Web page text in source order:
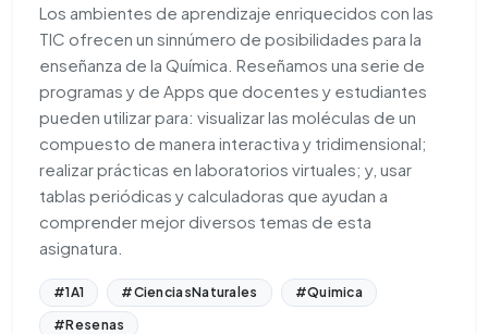
Los ambientes de aprendizaje enriquecidos con las
TIC ofrecen un sinnúmero de posibilidades para la
enseñanza de la Química. Reseñamos una serie de
programas y de Apps que docentes y estudiantes
pueden utilizar para: visualizar las moléculas de un
compuesto de manera interactiva y tridimensional;
realizar prácticas en laboratorios virtuales; y, usar
tablas periódicas y calculadoras que ayudan a
comprender mejor diversos temas de esta
asignatura.
#1A1 #CienciasNaturales
#Quimica
#Resenas